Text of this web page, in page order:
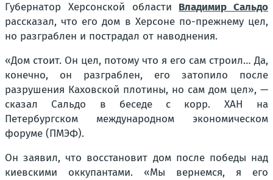
Губернатор Херсонской области Владимир Сальдо
рассказал, что его дом в Херсоне по-прежнему цел,
но разграблен и пострадал от наводнения.
«Дом стоит. Он цел, потому что я его сам строил… Да,
конечно, он разграблен, его затопило после
разрушения Каховской плотины, но сам дом цел», —
сказал Сальдо в беседе с корр. ХАН на
Петербургском международном экономическом
форуме (ПМЭФ).
Он заявил, что восстановит дом после победы над
киевскими оккупантами. «Мы вернемся, я его